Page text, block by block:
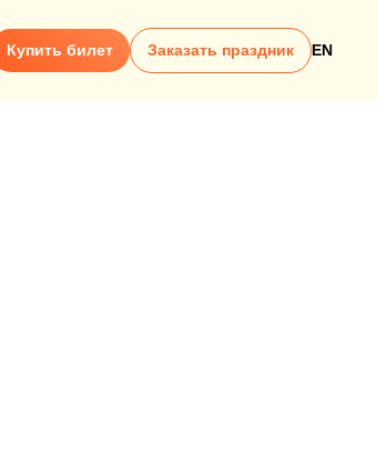
Купить билет Заказать праздник EN